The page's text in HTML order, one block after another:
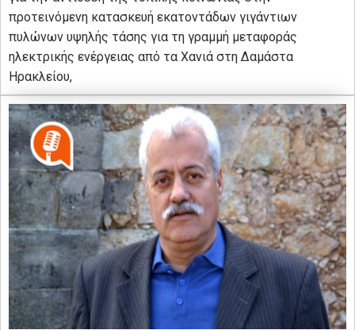
προτεινόμενη κατασκευή εκατοντάδων γιγάντιων
πυλώνων υψηλής τάσης για τη γραμμή μεταφοράς
ηλεκτρικής ενέργειας από τα Χανιά στη Δαμάστα
Ηρακλείου,